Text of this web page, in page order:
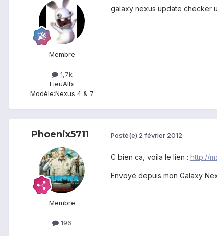
Membre
1,7k
LieuAlbi
Modèle:Nexus 4 & 7
galaxy nexus update checker
Phoenix5711
Membre
196
Posté(e) 2 février 2012
C bien ca, voila le lien : http://
Envoyé depuis mon Galaxy